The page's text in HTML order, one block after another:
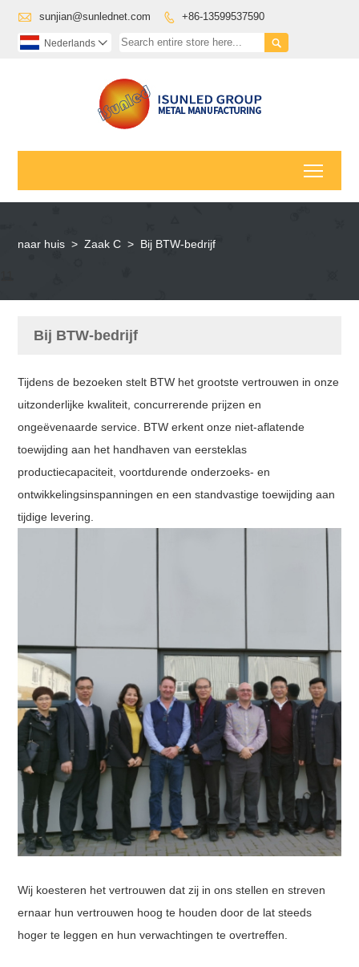
 sunjian@sunlednet.com  +86-13599537590

Nederlands 
naar huis > Zaak C > Bij BTW-bedrijf
Bij BTW-bedrijf
Tijdens de bezoeken stelt BTW het grootste vertrouwen in onze
uitzonderlijke kwaliteit, concurrerende prijzen en
ongeëvenaarde service. BTW erkent onze niet-aflatende
toewijding aan het handhaven van eersteklas
productiecapaciteit, voortdurende onderzoeks- en
ontwikkelingsinspanningen en een standvastige toewijding aan
tijdige levering.
Wij koesteren het vertrouwen dat zij in ons stellen en streven
ernaar hun vertrouwen hoog te houden door de lat steeds
hoger te leggen en hun verwachtingen te overtreffen.